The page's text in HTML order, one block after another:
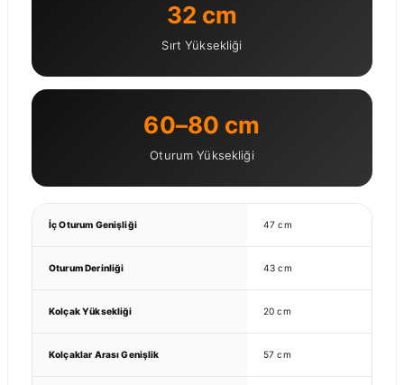
32 cm
Sırt Yüksekliği
60–80 cm
Oturum Yüksekliği
İç Oturum Genişliği 47 cm
Oturum Derinliği 43 cm
Kolçak Yüksekliği 20 cm
Kolçaklar Arası Genişlik 57 cm